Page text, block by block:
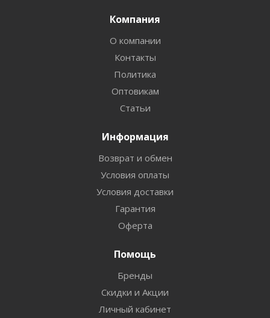
Компания
О компании
Контакты
Политика
Оптовикам
Статьи
Информация
Возврат и обмен
Условия оплаты
Условия доставки
Гарантия
Оферта
Помощь
Бренды
Скидки и Акции
Личный кабинет